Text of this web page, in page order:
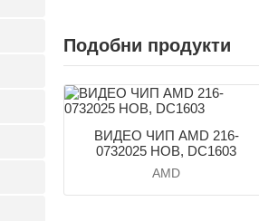
Подобни продукти
ВИДЕО ЧИП AMD 216-
0732025 НОВ, DC1603
AMD